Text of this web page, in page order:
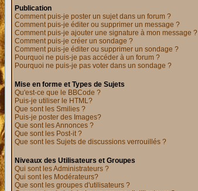
Publication
Comment puis-je poster un sujet dans un forum ?
Comment puis-je éditer ou supprimer un message ?
Comment puis-je ajouter une signature à mon message ?
Comment puis-je créer un sondage ?
Comment puis-je éditer ou supprimer un sondage ?
Pourquoi ne puis-je pas accéder à un forum ?
Pourquoi ne puis-je pas voter dans un sondage ?
Mise en forme et Types de Sujets
Qu'est-ce que le BBCode ?
Puis-je utiliser le HTML?
Que sont les Smilies ?
Puis-je poster des Images?
Que sont les Annonces ?
Que sont les Post-it ?
Que sont les Sujets de discussions verrouillés ?
Niveaux des Utilisateurs et Groupes
Qui sont les Administrateurs ?
Qui sont les Modérateurs?
Que sont les groupes d'utilisateurs ?